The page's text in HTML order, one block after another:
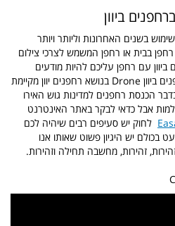
ביוון
בשנים האחרונות וליותר ויותר
רחפן בבית או רחפן המשמש לצרכי צילום
עם רחפן עליכם להיות מודעים
לחוקים ולהגבלות בשימוש של רחפנים ביוון Drone בנושא רחפנים יוון מקיימת
הכנסת רחפנים למדינות גוש האירו
אבל כדאי לבקר באתר האינטרנט
לחוק יש סעיפים רבים שיהיה לכם
יש היגיון פשוט שאותו אנו
זהירות, מחשבה תחילה וזהירות.